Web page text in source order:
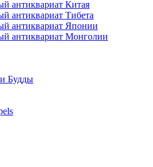
антиквариат Китая
антиквариат Тибета
антиквариат Японии
антиквариат Монголии
Будды